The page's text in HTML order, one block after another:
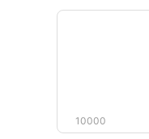
دیدگاه
10000